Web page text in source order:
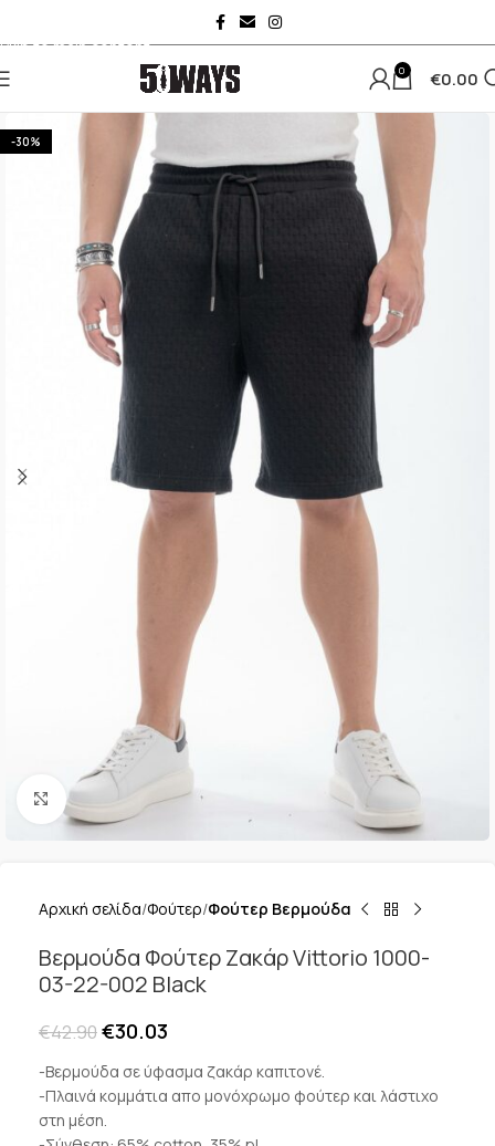
Skip to main content
0 €0.00
-30%
Κλικ για μεγέθυνση
Αρχική σελίδα Φούτερ Φούτερ Βερμούδα
Βερμούδα Φούτερ Ζακάρ Vittorio 1000-
03-22-002 Black
€42.90€30.03
-Βερμούδα σε ύφασμα ζακάρ καπιτονέ.
-Πλαινά κομμάτια απο μονόχρωμο φούτερ και λάστιχο
στη μέση.